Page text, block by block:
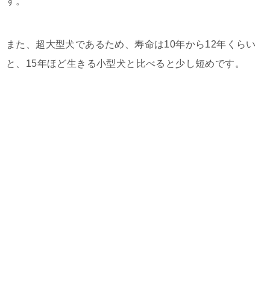
また、超大型犬であるため、寿命は10年から12年くらい
と、15年ほど生きる小型犬と比べると少し短めです。